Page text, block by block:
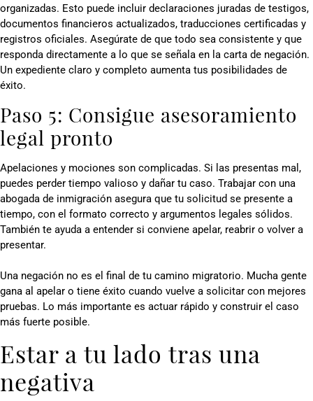
organizadas. Esto puede incluir declaraciones juradas de testigos,
documentos financieros actualizados, traducciones certificadas y
registros oficiales. Asegúrate de que todo sea consistente y que
responda directamente a lo que se señala en la carta de negación.
Un expediente claro y completo aumenta tus posibilidades de
éxito.
Paso 5: Consigue asesoramiento
legal pronto
Apelaciones y mociones son complicadas. Si las presentas mal,
puedes perder tiempo valioso y dañar tu caso. Trabajar con una
abogada de inmigración asegura que tu solicitud se presente a
tiempo, con el formato correcto y argumentos legales sólidos.
También te ayuda a entender si conviene apelar, reabrir o volver a
presentar.
Una negación no es el final de tu camino migratorio. Mucha gente
gana al apelar o tiene éxito cuando vuelve a solicitar con mejores
pruebas. Lo más importante es actuar rápido y construir el caso
más fuerte posible.
Estar a tu lado tras una
negativa